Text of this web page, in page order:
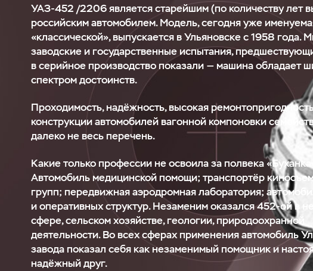
УАЗ-452 /2206 является старейшим (по количеству лет
российским автомобилем. Модель, сегодня уже
«классической», выпускается в Ульяновске с 1958 года.
заводские и государственные испытания,
в серийное производство показали — машина обладает
спектром достоинств.
Проходимость, надёжность, высокая
конструкции автомобилей вагонной компоновки
далеко не весь перечень.
Какие только профессии не освоила за полвека «Буханка»!
Автомобиль медицинской помощи; транспортёр
групп; передвижная аэродромная лаборатория;
и оперативных структур. Незаменим оказался452-ойв
сфере, сельском хозяйстве, геологии, природоохранной
деятельности. Во всех сферах применения автомобиль
завода показал себя как незаменимый помощник и
надёжный друг.